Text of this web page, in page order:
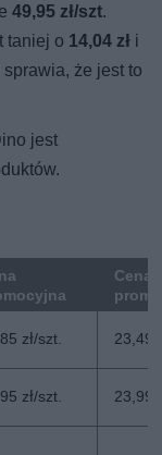
49,95 zł/szt.
taniej o 14,04 zł i
że jest to
jest
Cena
zł/szt. 23,49
zł/szt. 23,99